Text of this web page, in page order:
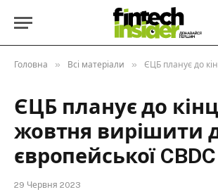
Головна » Всі матеріали » ЄЦБ планує до кінця жовтня
ЄЦБ планує до
жовтня вирішити
європейської CBDC
29 Червня 2023